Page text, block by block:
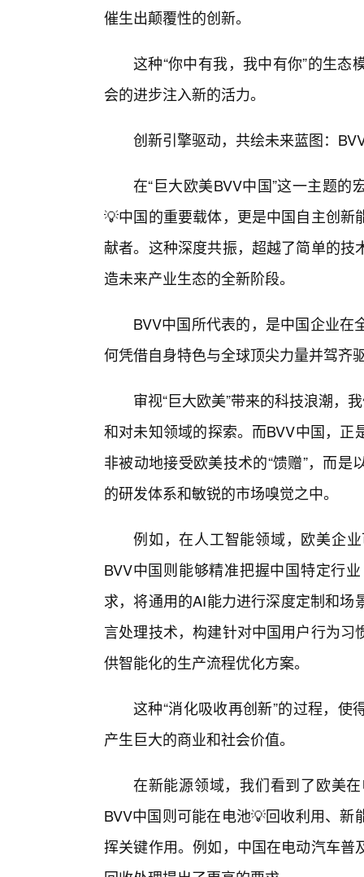
催生出颠覆性的创新。
这种“你中有我，我中有你”的生
会的进步注入新的活力。
创新引擎驱动，共绘未来蓝图：
在“巨大欧美BVV中国”这一主题
💡中国的重要载体，更是中国自主创
献者。这种深度共振，超越了简单的
造未来产业生态的全新阶段。
BVV中国所代表的，是中国企业
何凭借自身特色与全球顶尖力量并驾齐
审视“巨大欧美”带来的科技浪潮，
和对未知领域的探索。而BVV中国，
非被动地接受欧美技术的“馈赠”，而
的研发体系和敏锐的市场嗅觉之中。
例如，在人工智能领域，欧美企
BVV中国则能够精准把握中国特定行
求，将通用的AI能力进行深度定制和
言处理技术，构建针对中国用户行为
供智能化的生产流程优化方案。
这种“消化吸收再创新”的过程，
产生巨大的商业和社会价值。
在新能源领域，我们看到了欧美
BVV中国则可能在电池💡回收利用、
挥关键作用。例如，中国在电动汽车